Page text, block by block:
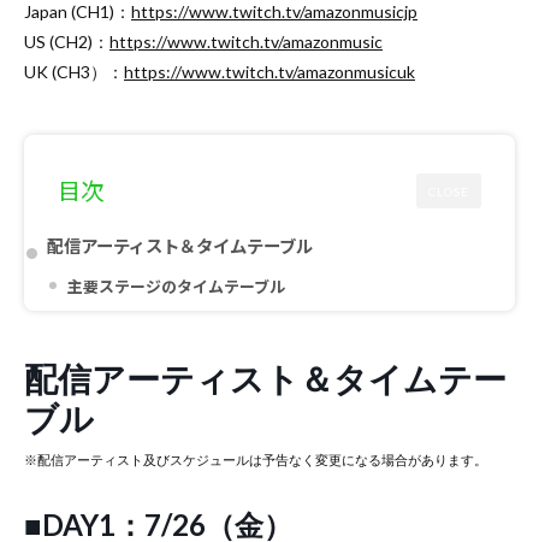
Japan (CH1)： https://www.twitch.tv/amazonmusicjp
US (CH2)： https://www.twitch.tv/amazonmusic
UK (CH3）： https://www.twitch.tv/amazonmusicuk
目次
配信アーティスト＆タイムテーブル
主要ステージのタイムテーブル
配信アーティスト＆タイムテー
ブル
※配信アーティスト及びスケジュールは予告なく変更になる場合があります。
■DAY1：7/26（金）